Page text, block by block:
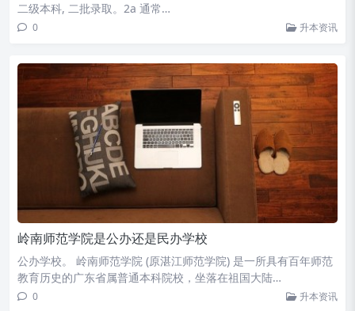
二级本科, 二批录取。2a 通常…
0 升本资讯
岭南师范学院是公办还是民办学校
公办学校。 岭南师范学院 (原湛江师范学院) 是一所具有百年师范
教育历史的广东省属普通本科院校，坐落在祖国大陆…
0 升本资讯